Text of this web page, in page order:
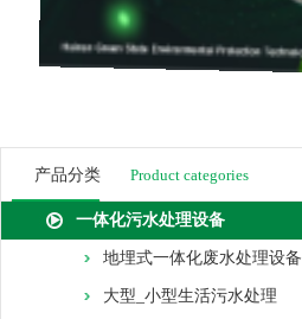
产品分类 Product categories
一体化污水处理设备
地埋式一体化废水处理设备
大型_小型生活污水处理